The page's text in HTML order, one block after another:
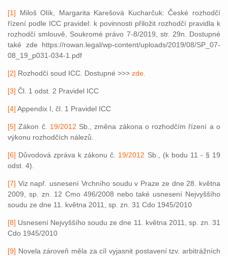
[1] Miloš Olík, Margarita Karešová Kucharčuk: České rozhodčí
řízení podle ICC pravidel: k povinnosti přiložit rozhodčí pravidla k
rozhodčí smlouvě, Soukromé právo 7-8/2019, str. 29n. Dostupné
také zde https://rowan.legal/wp-content/uploads/2019/08/SP_07-
08_19_p031-034-1.pdf
[2] Rozhodčí soud ICC. Dostupné >>> zde.
[3] Čl. 1 odst. 2 Pravidel ICC
[4] Appendix I, čl. 1 Pravidel ICC
[5] Zákon č. 19/2012 Sb., změna zákona o rozhodčím řízení a o
výkonu rozhodčích nálezů.
[6] Důvodová zpráva k zákonu č. 19/2012 Sb., (k bodu 11 - § 19
odst. 4).
[7] Viz např. usnesení Vrchního soudu v Praze ze dne 28. května
2009, sp. zn. 12 Cmo 496/2008 nebo také usnesení Nejvyššího
soudu ze dne 11. května 2011, sp. zn. 31 Cdo 1945/2010
[8] Usnesení Nejvyššího soudu ze dne 11. května 2011, sp. zn. 31
Cdo 1945/2010
[9] Novela zároveň měla za cíl vyjasnit postavení tzv. arbitrážních